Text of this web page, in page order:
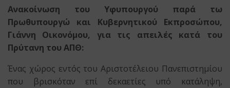
Ανακοίνωση του Υφυπουργού παρά τω
Πρωθυπουργώ και Κυβερνητικού Εκπροσώπου,
Γιάννη Οικονόμου, για τις απειλές κατά του
Πρύτανη του ΑΠΘ:
Ένας χώρος εντός του Αριστοτέλειου Πανεπιστημίου
που βρισκόταν επί δεκαετίες υπό κατάληψη,